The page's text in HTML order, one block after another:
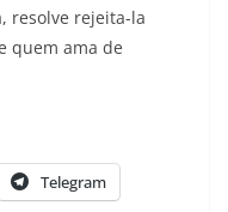
resolve rejeita-la
quem ama de
Telegram